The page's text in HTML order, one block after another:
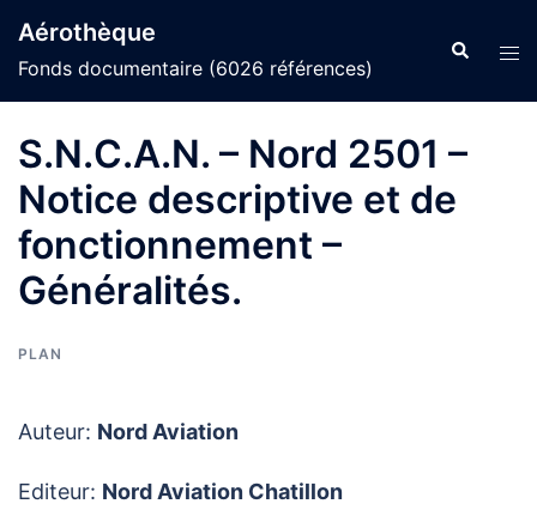
au
contenu
Aérothèque
Fonds documentaire (6026 références)
S.N.C.A.N. – Nord 2501 –
Notice descriptive et de
fonctionnement –
Généralités.
PLAN
Auteur: Nord Aviation
Editeur: Nord Aviation Chatillon